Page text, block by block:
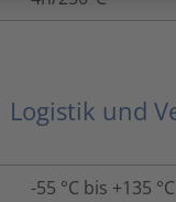
Logistik und
-55 °C bis +135 °C